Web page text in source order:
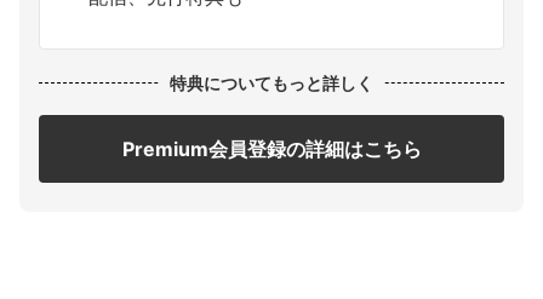
特典についてもっと詳しく
Premium会員登録の詳細はこちら